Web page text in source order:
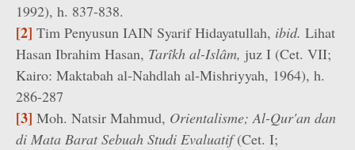
1992), h. 837-838.
[2] Tim Penyusun IAIN Syarif Hidayatullah, ibid. Lihat
Hasan Ibrahim Hasan, Tarîkh al-Islâm, juz I (Cet. VII;
Kairo: Maktabah al-Nahdlah al-Mishriyyah, 1964), h.
286-287
[3] Moh. Natsir Mahmud, Orientalisme; Al-Qur'an dan
di Mata Barat Sebuah Studi Evaluatif(Cet. I;